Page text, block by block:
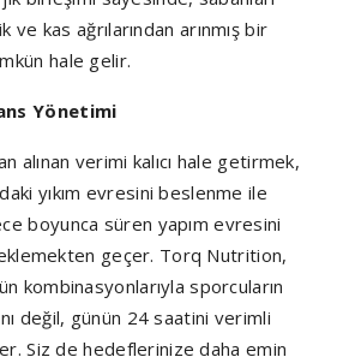
kas ağrılarından arınmış bir
hale gelir.
Yönetimi
alınan verimi kalıcı hale getirmek,
yıkım evresini beslenme ile
boyunca süren yapım evresini
geçer. Torq Nutrition,
kombinasyonlarıyla sporcuların
değil, günün 24 saatini verimli
Siz de hedeflerinize daha emin